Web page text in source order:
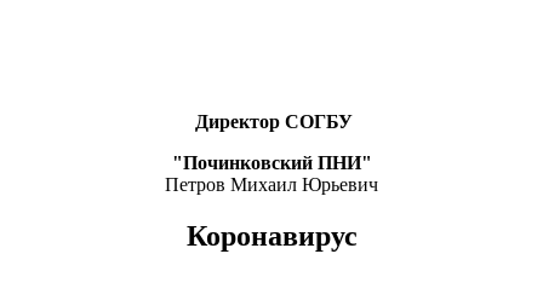
Директор СОГБУ
"Починковский ПНИ"
Петров Михаил Юрьевич
Коронавирус